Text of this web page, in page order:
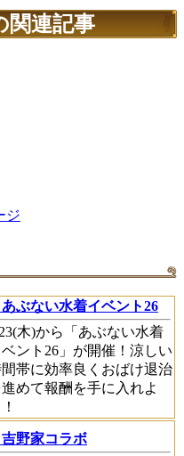
関連記事
ジ
ぶない水着イベント26
木)から「あぶない水着
ント26」が開催！涼しい
間帯に効率良くおばけ退治
進めて報酬を手に入れよ
野家コラボ